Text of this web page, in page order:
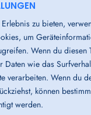
Dialog
Standorte
Über Uns
Login-Bereich
Downloads
zu bieten,
um
Wenn du diesen
Daten wie das
verarbeiten. Wenn du
können
werden.